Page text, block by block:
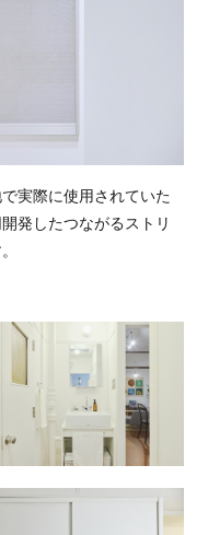
実際に使用されていた
発したつながるストリ